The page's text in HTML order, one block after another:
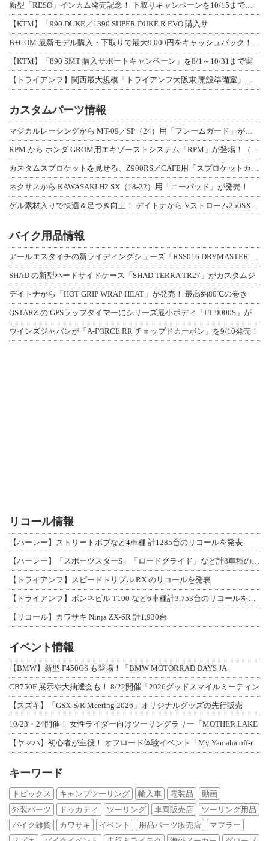
新型「RESO」インカム発売記念！ 下取りキャンペーンを10/15まで延長して開
【KTM】「990 DUKE／1390 SUPER DUKE R EVO 購入サ
B+COM 最新モデル購入・下取りで最大9,000円をキャッシュバック！「B+F
【KTM】「890 SMT 購入サポートキャンペーン」を8/1～10/31まで実
【トライアンフ】関西最大規模「トライアンフ大阪東 開設準備室」がオープン！ 限定
カスタムパーツ情報
マジカルレーシングから MT-09／SP（24）用「フレームガード」が登場！
RPM から ホンダ GROM用エキゾーストシステム「RPM」が登場！（動画あり
カスタムスプロケットを見せる、Z900RS／CAFE用「スプロケットカバーフルキ
ネクサスから KAWASAKI H2 SX（18-22）用「ニーパッド」が発売！
ゲル素材入りで快適＆足つき向上！ デイトナから Vストローム250SX用「快適ロ
バイク用品情報
アールエスタイチの新ライディングシューズ「RSS016 DRYMASTER スト
SHAD の新型ハードサイドケース「SHAD TERRA TR27」がカスタムジ
デイトナから「HOT GRIP WRAP HEAT」が発売！ 最高約80℃の巻き
QSTARZ の GPSラップタイマーにシリーズ最小ボディ「LT-9000S」が
ウインズジャパンが「A-FORCE RR チョップドカーボン」を9/10発売！
リコール情報
【ハーレー】ストリートボブなど4車種 計1285台のリコールを発表
【ハーレー】「スポーツスターS」「ロードグライド」など計8車種のリコールを発表
【トライアンフ】スピードトリプル RX のリコールを発表
【トライアンフ】ボンネビル T100 など6車種計3,753台のリコールを発表
【リコール】カワサキ Ninja ZX-6R 計1,930台
イベント情報
【BMW】新型 F450GS も登場！「BMW MOTORRAD DAYS JA
CB750F 展示や大抽選会も！ 8/22開催「2026グッドスマイルミーティン
【スズキ】「GSX-S/R Meeting 2026」オリジナルグッズの先行販売
10/23・24開催！ 女性ライダー向けツーリングラリー「MOTHER LAKE
【ヤマハ】初心者が主役！ オフロード体験イベント「My Yamaha off-r
キーワード
トピックス キャンプツーリング 輸入車 電装品
動画
外装パーツ
ドゥカティ ツーリング 車両販売店
ツーリング用品
バイク雑貨
カワサキ イベント 用品パーツ販売店
マフラー